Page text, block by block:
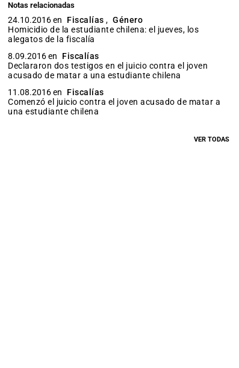
Notas relacionadas
24.10.2016 en Fiscalías , Género
Homicidio de la estudiante chilena: el jueves, los
alegatos de la fiscalía
8.09.2016 en
Fiscalías
Declararon dos testigos en el juicio contra el joven
acusado de matar a una estudiante chilena
11.08.2016 en
Fiscalías
Comenzó el juicio contra el joven acusado de matar a
una estudiante chilena
VER TODAS